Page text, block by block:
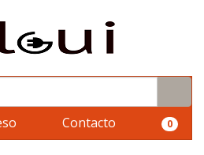
Contacto 0